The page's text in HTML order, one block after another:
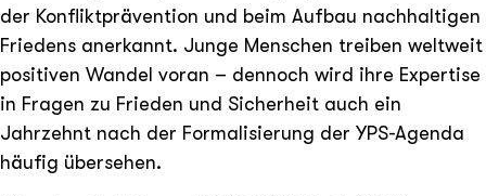
der Konfliktprävention und beim Aufbau nachhaltigen
Friedens anerkannt. Junge Menschen treiben weltweit
positiven Wandel voran – dennoch wird ihre Expertise
in Fragen zu Frieden und Sicherheit auch ein
Jahrzehnt nach der Formalisierung der YPS-Agenda
häufig übersehen.